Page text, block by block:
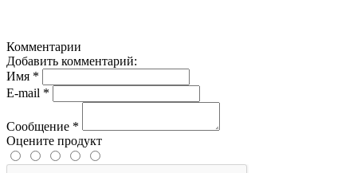
Комментарии
Добавить комментарий:
Имя *
E-mail *
Сообщение *
Оцените продукт